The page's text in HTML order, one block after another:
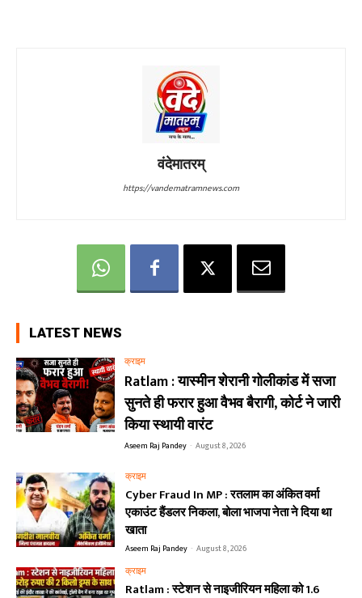
वंदेमातरम्
https://vandematramnews.com
LATEST NEWS
क्राइम
Ratlam : यास्मीन शेरानी गोलीकांड में सजा
सुनते ही फरार हुआ वैभव बैरागी, कोर्ट ने जारी
किया स्थायी वारंट
Aseem Raj Pandey - August 8, 2026
क्राइम
Cyber Fraud In MP : रतलाम का अंकित वर्मा
एकाउंट हैंडलर निकला, बोला भाजपा नेता ने दिया था
खाता
Aseem Raj Pandey - August 8, 2026
क्राइम
Ratlam : स्टेशन से नाइजीरियन महिला को 1.6